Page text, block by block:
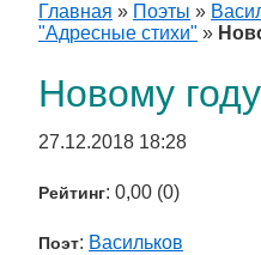
Главная » Поэты »
"Адресные стихи" »
Новому году
27.12.2018 18:28
Рейтинг: 0,00 (0)
Поэт: Васильков